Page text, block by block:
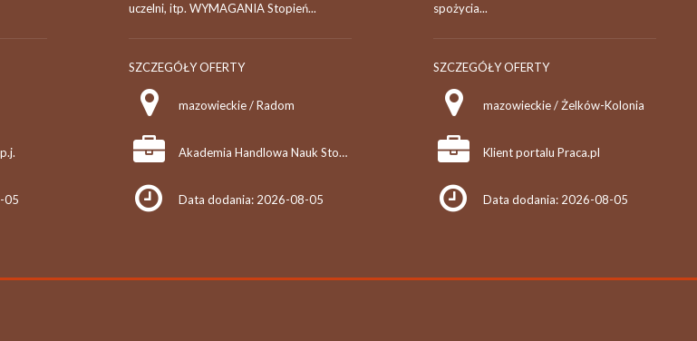
05
uczelni, itp. WYMAGANIA Stopień...
SZCZEGÓŁY OFERTY
mazowieckie / Radom
Akademia Handlowa Nauk Stosowanych w Radomiu
Data dodania: 2026-08-05
spożycia...
SZCZEGÓŁY OFERTY
mazowieckie / Żelków-Kolonia
Klient portalu Praca.pl
Data dodania: 2026-08-05